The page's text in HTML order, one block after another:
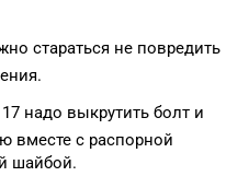
стараться не повредить
надо выкрутить болт и
вместе с распорной
шайбой.